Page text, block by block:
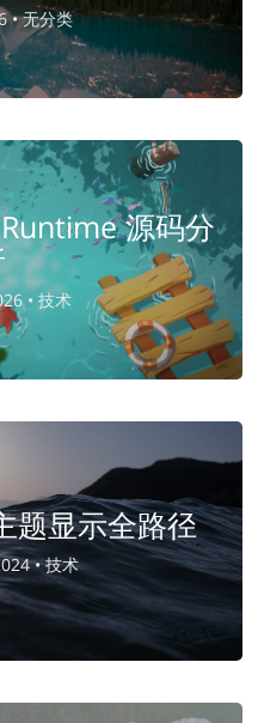
•无分类
源码分
• 技术
题显示全路径
•技术